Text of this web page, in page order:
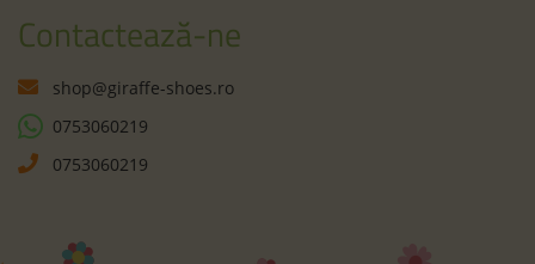
Contactează-ne
shop@giraffe-shoes.ro
0753060219
0753060219